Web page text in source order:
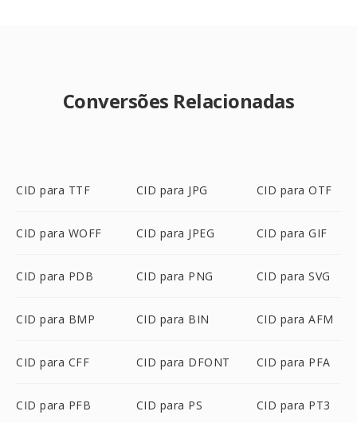
Conversões Relacionadas
CID para TTF CID para JPG CID para OTF
CID para WOFF CID para JPEG CID para GIF
CID para PDB CID para PNG CID para SVG
CID para BMP CID para BIN CID para AFM
CID para CFF CID para DFONT CID para PFA
CID para PFB CID para PS CID para PT3